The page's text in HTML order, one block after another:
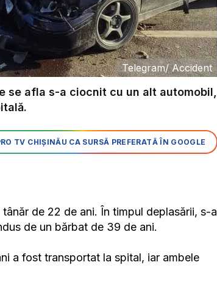
Telegram/Accident
se afla s-a ciocnit cu un alt automobil,
TV CHIȘINĂU CA SURSĂ PREFERATĂ ÎN GOOGLE
de 22 de ani. În timpul deplasării, s-a
de un bărbat de 39 de ani.
a fost transportat la spital, iar ambele